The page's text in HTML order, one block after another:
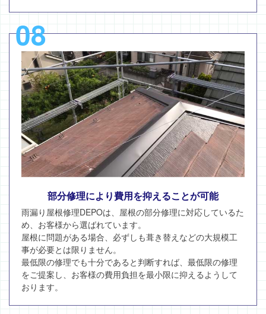
08
部分修理により費用を抑えることが可能
雨漏り屋根修理DEPOは、屋根の部分修理に対応しているた
め、お客様から選ばれています。
屋根に問題がある場合、必ずしも葺き替えなどの大規模工
事が必要とは限りません。
最低限の修理でも十分であると判断すれば、最低限の修理
をご提案し、お客様の費用負担を最小限に抑えるようして
おります。